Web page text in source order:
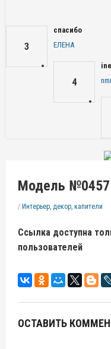
3
спасибо
ЕЛЕНА
4
Модель №0457
/ Интерьер, декор, капители
Ссылка доступна
пользователей
ОСТАВИТЬ